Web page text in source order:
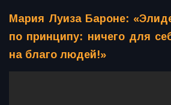
Мария Луиза Бароне:
по принципу: ничего для
на благо людей!»